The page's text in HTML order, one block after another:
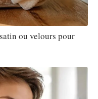
ou velours pour